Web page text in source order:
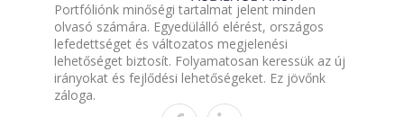
Portfóliónk minőségi tartalmat jelent minden
olvasó számára. Egyedülálló elérést, országos
lefedettséget és változatos megjelenési
lehetőséget biztosít. Folyamatosan keressük az új
irányokat és fejlődési lehetőségeket. Ez jövőnk
záloga.